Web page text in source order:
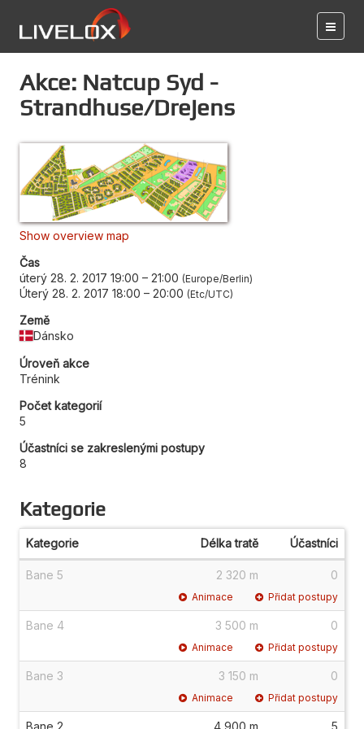
Akce: Natcup Syd -
Strandhuse/Drejens
Show overview map
Čas
úterý 28. 2. 2017 19:00 – 21:00 Europe/Berlin
Úterý 28. 2. 2017 18:00 – 20:00 Etc/UTC
Země
Dánsko
Úroveň akce
Trénink
Počet kategorií
5
Účastníci se zakreslenými postupy
8
Kategorie
Kategorie Délka tratě Účastníci
Bane 5 2 320 m 0
Animace Přidat postupy
Bane 4 3 500 m 0
Animace Přidat postupy
Bane 3 3 150 m 0
Animace Přidat postupy
Bane 2 4 900 m 5